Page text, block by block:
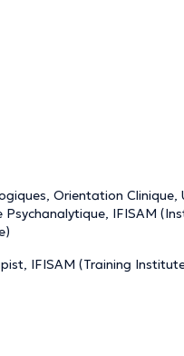
Orientation Clinique,
Psychanalytique, IFISAM
IFISAM (Training